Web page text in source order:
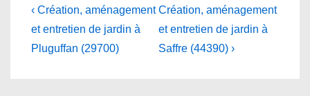
Navigation
de
l’article
Previous
Post
is
‹ Création, aménagement
et entretien de jardin à
Pluguffan (29700)
Next
Post
is
Création, aménagement
et entretien de jardin à
Saffre (44390) ›